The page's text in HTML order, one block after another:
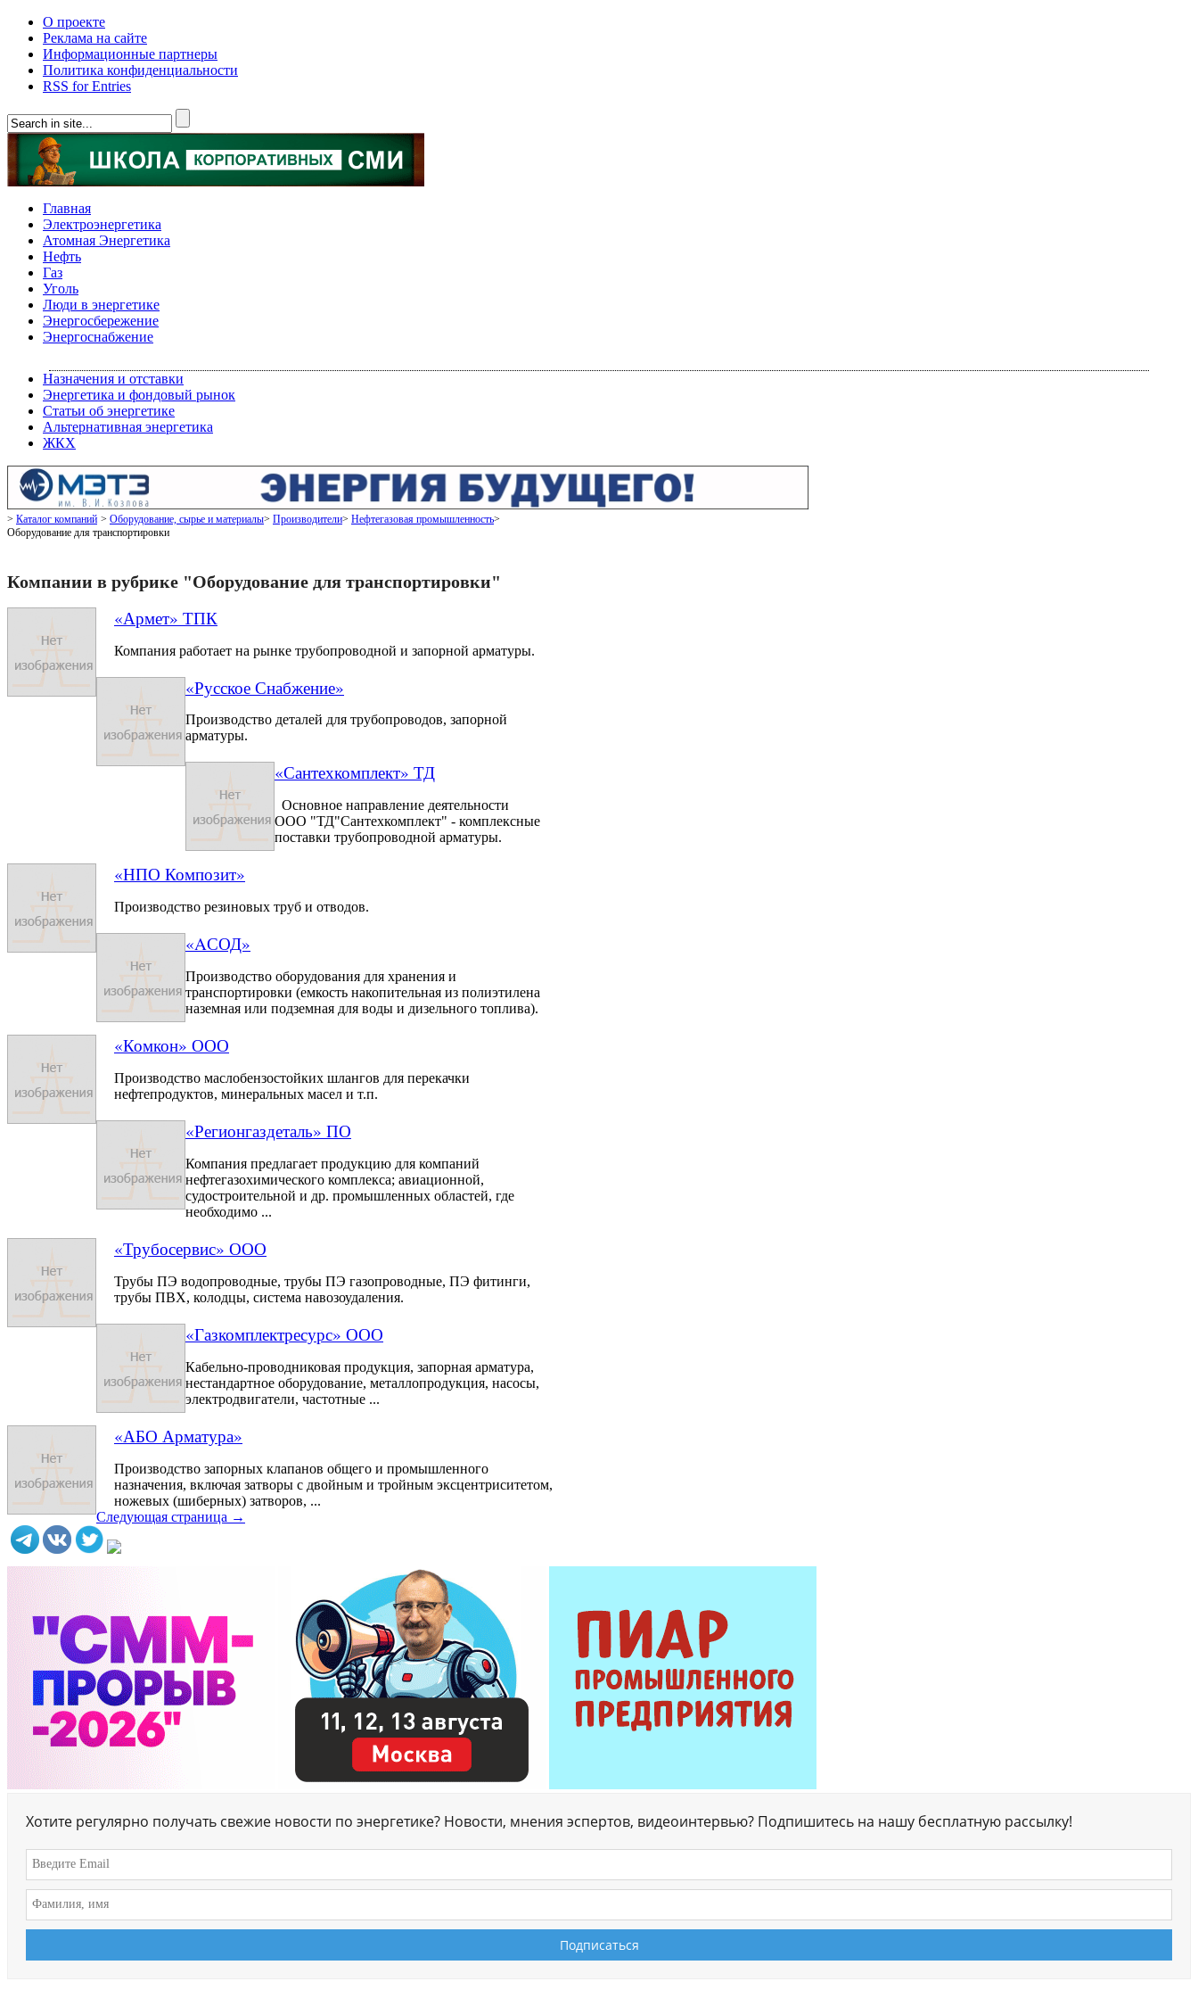
О проекте
Реклама на сайте
Информационные партнеры
Политика конфиденциальности
RSS for Entries
Главная
Электроэнергетика
Атомная Энергетика
Нефть
Газ
Уголь
Люди в энергетике
Энергосбережение
Энергоснабжение
Назначения и отставки
Энергетика и фондовый рынок
Статьи об энергетике
Альтернативная энергетика
ЖКХ
Каталог компаний Оборудование, сырье и материалы Производители
Нефтегазовая промышленность
Оборудование для транспортировки
Компании в рубрике "Оборудование для транспортировки"
«Армет» ТПК
Компания работает на рынке трубопроводной и запорной арматуры.
«Русское Снабжение»
Производство деталей для трубопроводов, запорной
арматуры.
«Сантехкомплект» ТД
Основное направление деятельности
ООО "ТД"Сантехкомплект" - комплексные
поставки трубопроводной арматуры.
«НПО Композит»
Производство резиновых труб и отводов.
«AСОД»
Производство оборудования для хранения и
транспортировки (емкость накопительная из полиэтилена
наземная или подземная для воды и дизельного топлива).
«Комкон» ООО
Производство маслобензостойких шлангов для перекачки
нефтепродуктов, минеральных масел и т.п.
«Регионгаздеталь» ПО
Компания предлагает продукцию для компаний
нефтегазохимического комплекса; авиационной,
судостроительной и др. промышленных областей, где
необходимо ...
«Трубосервис» ООО
Трубы ПЭ водопроводные, трубы ПЭ газопроводные, ПЭ фитинги,
трубы ПВХ, колодцы, система навозоудаления.
«Газкомплектресурс» ООО
Кабельно-проводниковая продукция, запорная арматура,
нестандартное оборудование, металлопродукция, насосы,
электродвигатели, частотные ...
«АБО Арматура»
Производство запорных клапанов общего и промышленного
назначения, включая затворы с двойным и тройным эксцентриситетом,
ножевых (шиберных) затворов, ...
Следующая страница →
Хотите регулярно получать свежие новости по энергетике? Новости, мнения эспертов, видеоинтервью? Подпишитесь на нашу бесплатную рассылку!